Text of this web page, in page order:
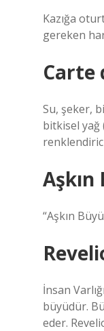
Kazığa
gereken
Carte
Su, şeker,
bitkisel yağ
“Aşkın
İnsan
büyüdür.
eder.